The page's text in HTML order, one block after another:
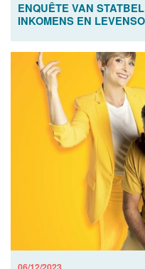
ENQUÊTE VAN
INKOMENS EN